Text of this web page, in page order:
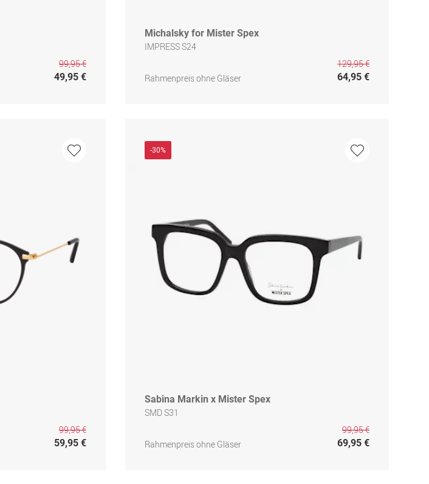
99,95 €
49,95 €
Michalsky for Mister Spex
IMPRESS S24
Rahmenpreis ohne Gläser
129,95 €
64,95 €
99,95 €
59,95 €
-30%
Sabina Markin x Mister Spex
SMD S31
Rahmenpreis ohne Gläser
99,95 €
69,95 €